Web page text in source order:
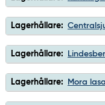
Lagerhållare:
Lagerhållare:
Lagerhållare: Mora